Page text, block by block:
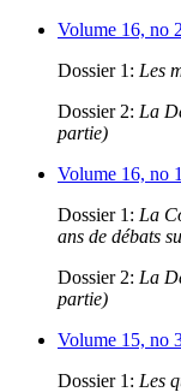
Volume 16, no
Dossier 1: Les
Dossier 2: La
partie)
Volume 16, no
Dossier 1: La
ans de débats
Dossier 2: La
partie)
Volume 15, no
Dossier 1: Les